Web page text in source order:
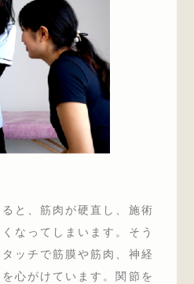
と、筋肉が硬直し、施術
なってしまいます。そう
ッチで筋膜や筋肉、神経
心がけています。関節を